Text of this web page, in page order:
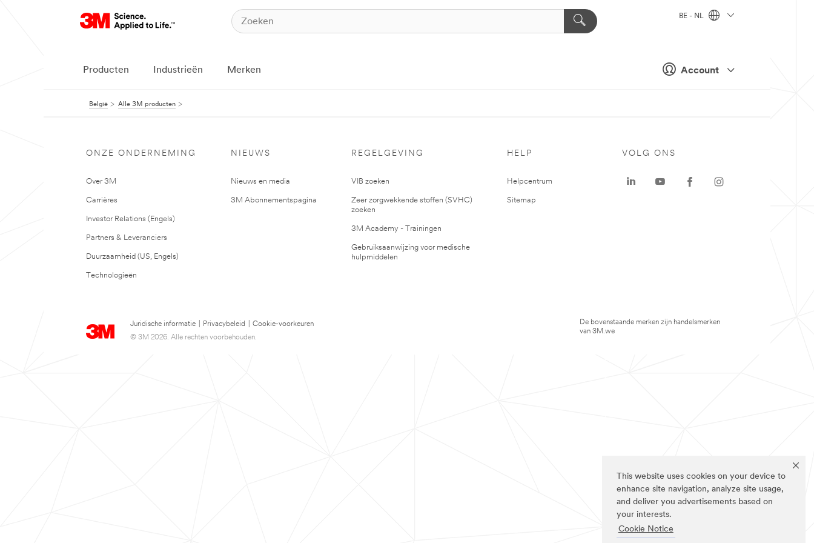
This website uses cookies on your device to
enhance site navigation, analyze site usage,
and deliver you advertisements based on
your interests.
Cookie Notice
Account
BE - NL
Producten Industrieën Merken
België Alle 3M producten
ONZE ONDERNEMING
Over 3M
Carrières
Investor Relations (Engels)
Partners & Leveranciers
Duurzaamheid (US, Engels)
Technologieën
NIEUWS
Nieuws en media
3M Abonnementspagina
REGELGEVING
VIB zoeken
Zeer zorgwekkende stoffen (SVHC)
zoeken
3M Academy - Trainingen
Gebruiksaanwijzing voor medische
hulpmiddelen
HELP
Helpcentrum
Sitemap
Juridische informatie Privacybeleid
Cookie-voorkeuren
© 3M 2026. Alle rechten voorbehouden.
VOLG ONS
De bovenstaande merken zijn handelsmerken
van 3M.we